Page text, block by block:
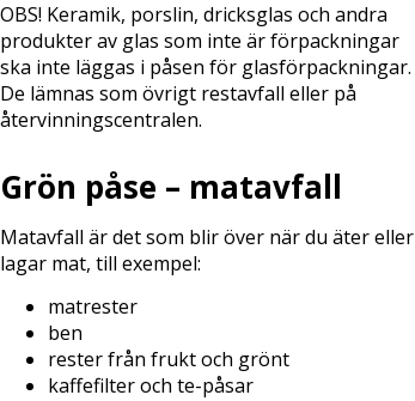
OBS! Keramik, porslin, dricksglas och andra
produkter av glas som inte är förpackningar
ska inte läggas i påsen för glasförpackningar.
De lämnas som övrigt restavfall eller på
återvinningscentralen.
Grön påse – matavfall
Matavfall är det som blir över när du äter eller
lagar mat, till exempel:
matrester
ben
rester från frukt och grönt
kaffefilter och te-påsar